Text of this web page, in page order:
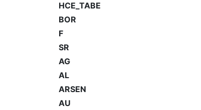
HCE_TABE
BOR
F
SR
AG
AL
ARSEN
AU